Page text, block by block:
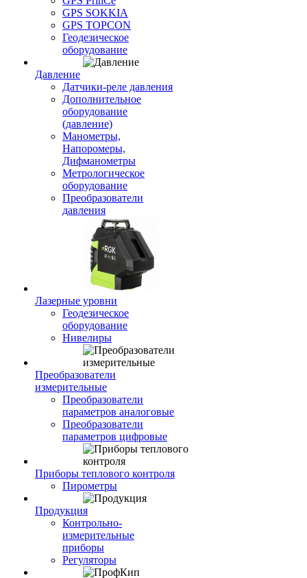
GPS SOKKIA
GPS TOPCON
Геодезическое
оборудование
Давление
Датчики-реле давления
Дополнительное
оборудование
(давление)
Манометры,
Напоромеры,
Дифманометры
Метрологическое
оборудование
Преобразователи
давления
Лазерные уровни
Геодезическое
оборудование
Нивелиры
Преобразователи
измерительные
Преобразователи
параметров аналоговые
Преобразователи
параметров цифровые
Приборы теплового контроля
Пирометры
Продукция
Контрольно-
измерительные
приборы
Регуляторы